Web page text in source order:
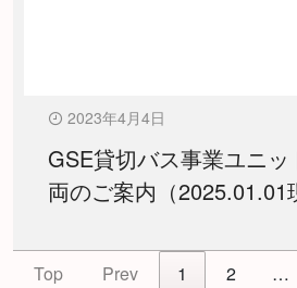
2023年4月4日
GSE貸切バス事業ユニ
両のご案内（2025.01.01
Top Prev 1 2 …